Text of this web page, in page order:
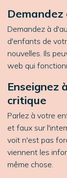
Demandez à
d'enfants de
nouvelles. Ils
web qui
Enseignez
critique
Parlez à votre
et faux sur
voit n'est pas
viennent les
même chose.